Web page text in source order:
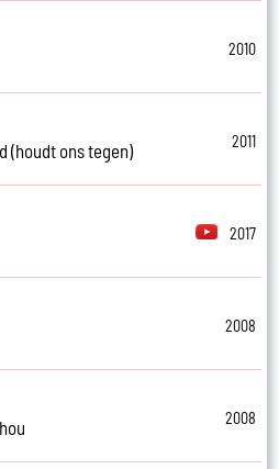
2010
(houdt ons tegen)
2011
2017
2008
2008